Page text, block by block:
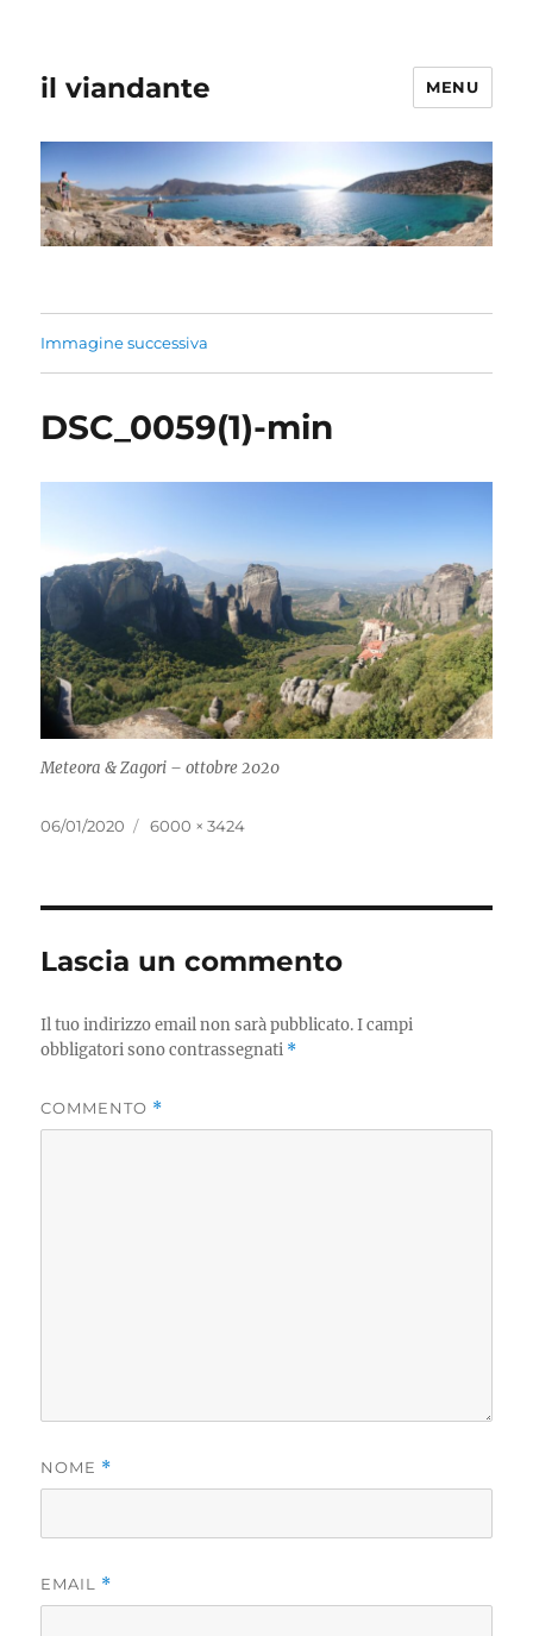
il viandante MENU
Immagine successiva
DSC_0059(1)-min
Meteora & Zagori – ottobre 2020
06/01/2020 6000 × 3424
Lascia un commento
Il tuo indirizzo email non sarà pubblicato. I campi
obbligatori sono contrassegnati *
COMMENTO *
NOME *
EMAIL *